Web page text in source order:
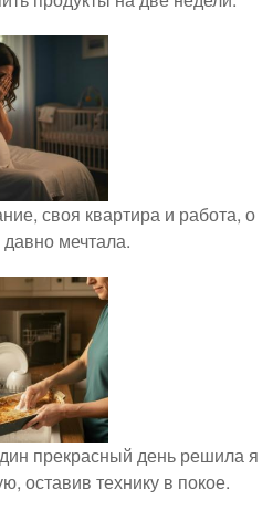
своя квартира и работа, о
давно мечтала.
прекрасный день решила я
оставив технику в покое.